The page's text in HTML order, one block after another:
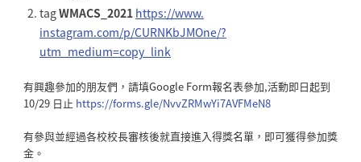
tagWMACS_2021 https://www.
instagram.com/p/CURNKbJMOne/?
utm_medium=copy_link
有興趣參加的朋友們，請填Google Form報名表參加,活動即日起到
10/29 日止 https://forms.gle/NvvZRMwYi7AVFMeN8
有參與並經過各校校長審核後就直接進入得獎名單， 即可獲得參加獎
金。